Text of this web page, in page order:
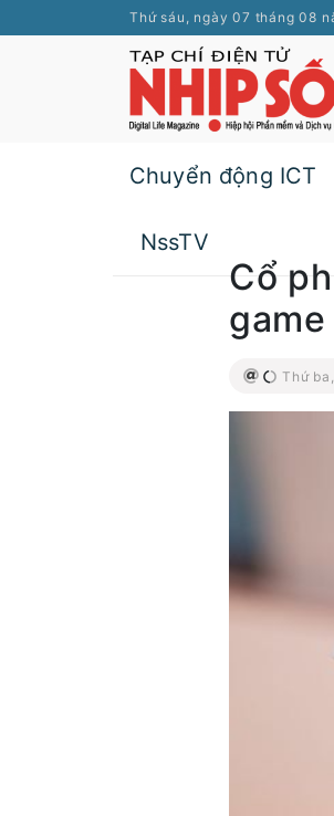
Thứ sáu, ngày 07 tháng 08
Chuyển động ICT
NssTV
Cổ
Thứ